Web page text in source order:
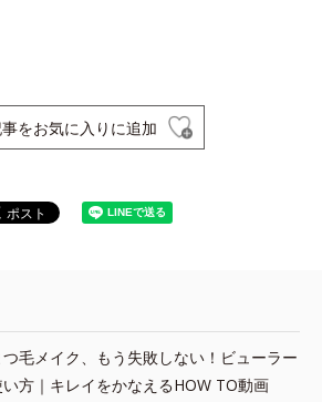
をお気に入りに追加
つ毛メイク、もう失敗しない！ビューラー
方｜キレイをかなえるHOW TO動画